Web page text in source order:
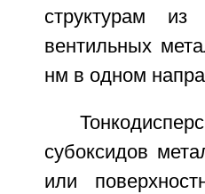
структурам
вентильных
нм в одном
субоксидов
или